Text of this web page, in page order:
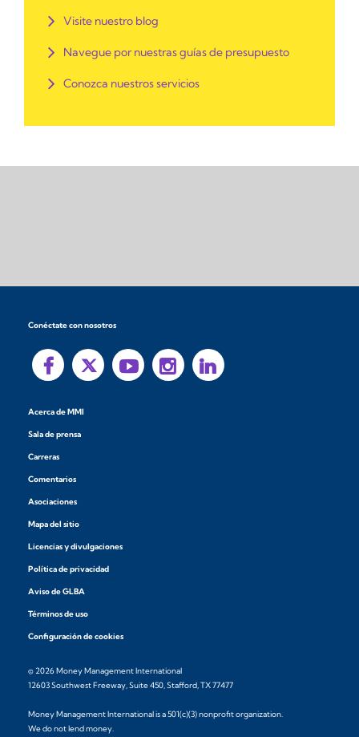
Visite nuestro blog
Navegue por nuestras guías de presupuesto
Conozca nuestros servicios
Conéctate con nosotros
Acerca de MMI
Sala de prensa
Carreras
Comentarios
Asociaciones
Mapa del sitio
Licencias y divulgaciones
Política de privacidad
Aviso de GLBA
Términos de uso
Configuración de cookies
© 2026 Money Management International
12603 Southwest Freeway, Suite 450, Stafford, TX 77477
Money Management International is a 501(c)(3) nonprofit organization.
We do not lend money.